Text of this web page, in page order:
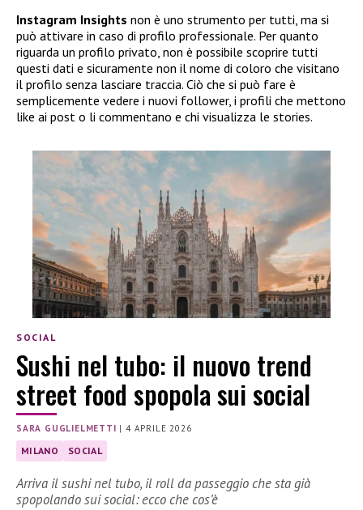
Instagram Insights non è uno strumento per tutti, ma si
può attivare in caso di profilo professionale. Per quanto
riguarda un profilo privato, non è possibile scoprire tutti
questi dati e sicuramente non il nome di coloro che visitano
il profilo senza lasciare traccia. Ciò che si può fare è
semplicemente vedere i nuovi follower, i profili che mettono
like ai post o li commentano e chi visualizza le stories.
SOCIAL
Sushi nel tubo: il nuovo trend
street food spopola sui social
SARA GUGLIELMETTI |4 APRILE 2026
MILANO SOCIAL
Arriva il sushi nel tubo, il roll da passeggio che sta già
spopolando sui social: ecco che cos’è